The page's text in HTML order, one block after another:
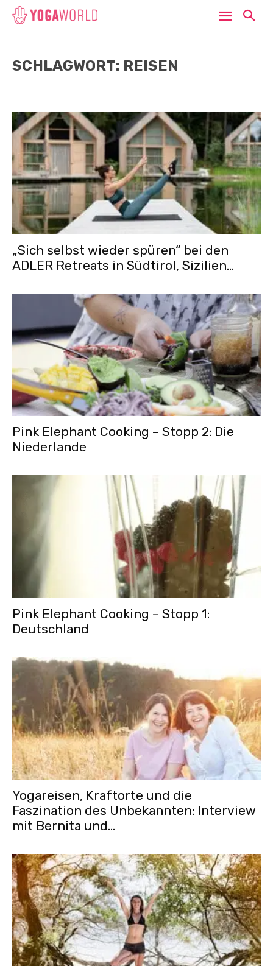
SCHLAGWORT: REISEN
„Sich selbst wieder spüren“ bei den
ADLER Retreats in Südtirol, Sizilien...
Pink Elephant Cooking – Stopp 2: Die
Niederlande
Pink Elephant Cooking – Stopp 1:
Deutschland
Yogareisen, Kraftorte und die
Faszination des Unbekannten: Interview
mit Bernita und...